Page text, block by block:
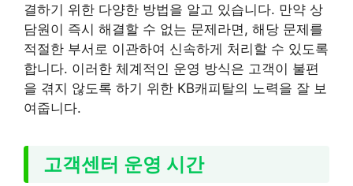
결하기 위한 다양한 방법을 알고 있습니다. 만약 상
담원이 즉시 해결할 수 없는 문제라면, 해당 문제를
적절한 부서로 이관하여 신속하게 처리할 수 있도록
합니다. 이러한 체계적인 운영 방식은 고객이 불편
을 겪지 않도록 하기 위한 KB캐피탈의 노력을 잘 보
여줍니다.
고객센터 운영 시간